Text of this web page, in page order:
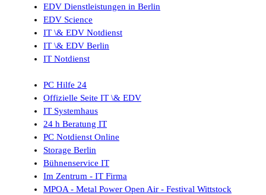
EDV Dienstleistungen in Berlin
EDV Science
IT \& EDV Notdienst
IT \& EDV Berlin
IT Notdienst
PC Hilfe 24
Offizielle Seite IT \& EDV
IT Systemhaus
24 h Beratung IT
PC Notdienst Online
Storage Berlin
Bühnenservice IT
Im Zentrum - IT Firma
MPOA - Metal Power Open Air - Festival Wittstock